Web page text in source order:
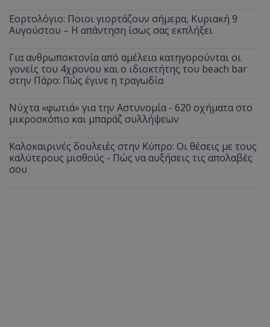
Εορτολόγιο: Ποιοι γιορτάζουν σήμερα, Κυριακή 9
Αυγούστου – Η απάντηση ίσως σας εκπλήξει
Για ανθρωποκτονία από αμέλεια κατηγορούνται οι
γονείς του 4χρονου και ο ιδιοκτήτης του beach bar
στην Πάρο: Πώς έγινε η τραγωδία
Νύχτα «φωτιά» για την Αστυνομία - 620 οχήματα στο
μικροσκόπιο και μπαράζ συλλήψεων
Καλοκαιρινές δουλειές στην Κύπρο: Οι θέσεις με τους
καλύτερους μισθούς - Πώς να αυξήσεις τις απολαβές
σου